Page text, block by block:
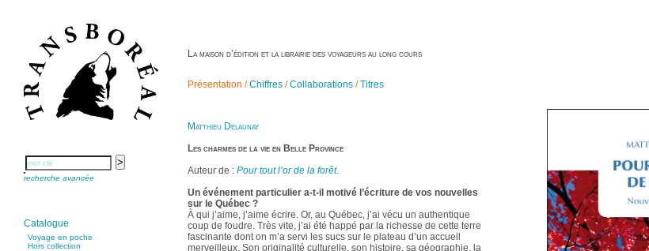
recherche avancée
Catalogue
Voyage en poche
Hors collection
La maison d’édition et la librairie des voyageurs au long cours
Présentation /Chiffres /Collaborations /Titres
Matthieu Delaunay
Les charmes de la vie en Belle Province
Auteur de : Pour tout l’or de la forêt.
Un événement particulier a-t-il motivé l’écriture de vos nouvelles
sur le Québec ?
À qui j’aime, j’aime écrire. Or, au Québec, j’ai vécu un authentique
coup de foudre. Très vite, j’ai été happé par la richesse de cette terre
fascinante dont on m’a servi les sucs sur le plateau d’un accueil
merveilleux. Son originalité culturelle, son histoire, sa géographie, la